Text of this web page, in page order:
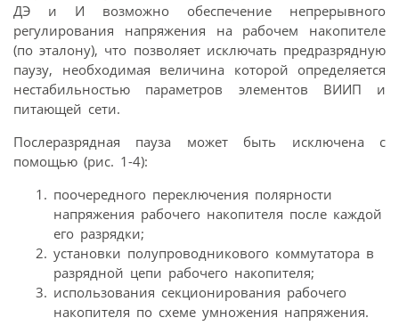
ДЭ и И возможно обеспечение непрерывного
регулирования напряжения на рабочем накопителе
(по эталону), что позволяет исключать предразрядную
паузу, необходимая величина которой определяется
нестабильностью параметров элементов ВИИП и
питающей сети.
Послеразрядная пауза может быть исключена с
помощью (рис. 1-4):
поочередного переключения полярности
напряжения рабочего накопителя после каждой
его разрядки;
установки полупроводникового коммутатора в
разрядной цепи рабочего накопителя;
использования секционирования рабочего
накопителя по схеме умножения напряжения.